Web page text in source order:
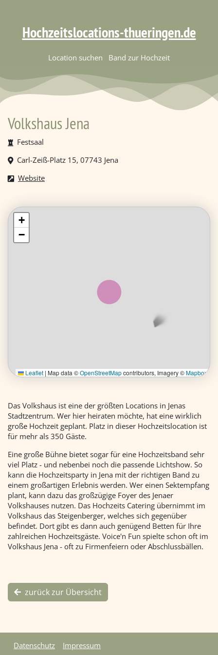
Hochzeitslocations-thueringen.de
Location suchen Band zur Hochzeit
Volkshaus Jena
Festsaal
Carl-Zeiß-Platz 15, 07743 Jena
Website
+
−
Leaflet | Map data ©OpenStreetMapcontributors, Imagery ©Mapbox
+
−
Leaflet | Map data ©OpenStreetMapcontributors, Imagery ©Mapbox
Das Volkshaus ist eine der größten Locations in Jenas
Stadtzentrum. Wer hier heiraten möchte, hat eine wirklich
große Hochzeit geplant. Platz in dieser Hochzeitslocation ist
für mehr als 350 Gäste.
Eine große Bühne bietet sogar für eine Hochzeitsband sehr
viel Platz - und nebenbei noch die passende Lichtshow. So
kann die Hochzeitsparty in Jena mit der richtigen Band zu
einem großartigen Erlebnis werden. Wer einen Sektempfang
plant, kann dazu das großzügige Foyer des Jenaer
Volkshauses nutzen. Das Hochzeits Catering übernimmt im
Volkshaus das Steigenberger, welches sich gegenüber
befindet. Dort gibt es dann auch genügend Betten für Ihre
zahlreichen Hochzeitsgäste. Voice'n Fun spielte schon oft im
Volkshaus Jena - oft zu Firmenfeiern oder Abschlussbällen.
zurück zur Übersicht
Datenschutz Impressum